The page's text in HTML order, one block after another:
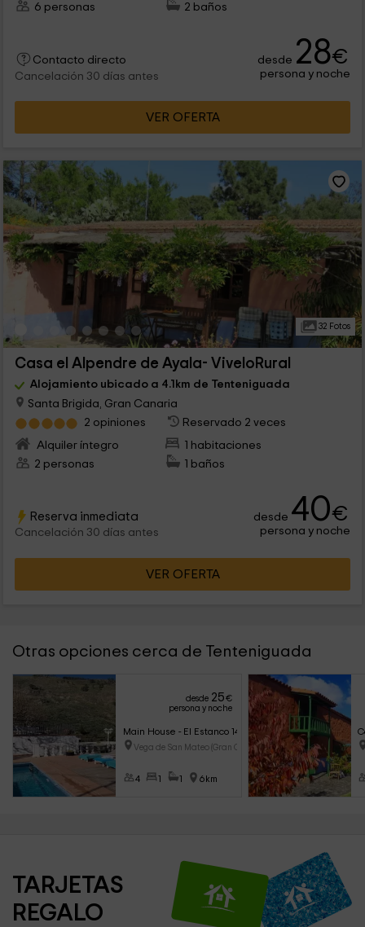
6 personas
2 baños
Contacto directo
Cancelación 30 días antes
desde 28€
persona y noche
VER OFERTA
32 Fotos
Casa el Alpendre de Ayala- ViveloRural
Alojamiento ubicado a 4.1km de Tenteniguada
Santa Brigida, Gran Canaria
2 opiniones
Reservado 2 veces
Alquiler íntegro
1 habitaciones
2 personas
1 baños
Reserva inmediata
Cancelación 30 días antes
desde 40€
persona y noche
VER OFERTA
Otras opciones cerca de Tenteniguada
desde 25€
persona y noche
Main House - El Estanco 14
Vega de San Mateo (Gran Canari
4 1 1 6km
TARJETAS
REGALO